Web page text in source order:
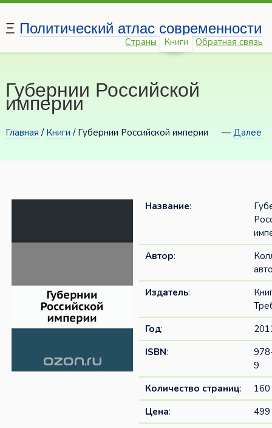
Ξ Политический атлас современности
Страны Книги Обратная связь
Губернии Российской
империи
Главная / —Далее
Книги / Губернии Российской империи
Название:
Автор:
Издатель:
Год:
ISBN:
9
Количество страниц:
160
Цена:
499